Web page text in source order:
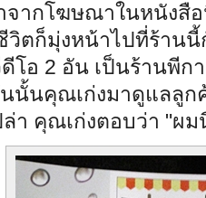
จากโฆษณาในหนังสื
วิตก็มุ่งหน้าไปที่ร้าน
โอ 2 อัน เป็นร้านพี
นั้นคุณเก่งมาดูแลลูก
า คุณเก่งตอบว่า "ผ